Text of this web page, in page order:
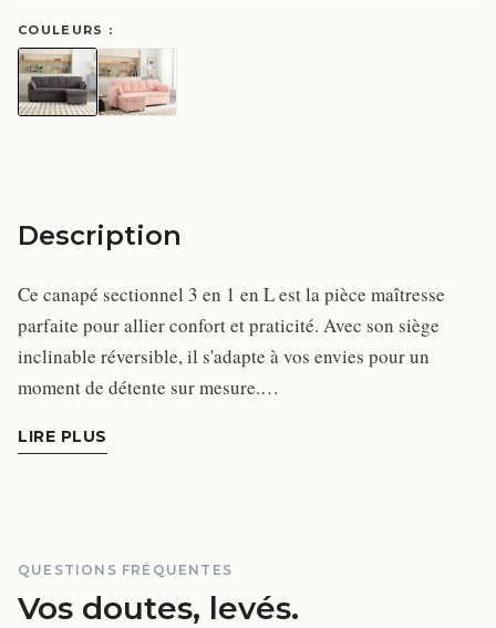
COULEURS :
Description
Ce canapé sectionnel 3 en 1 en L est la pièce maîtresse
parfaite pour allier confort et praticité. Avec son siège
inclinable réversible, il s'adapte à vos envies pour un
moment de détente sur mesure.…
LIRE PLUS
QUESTIONS FRÉQUENTES
Vos doutes, levés.